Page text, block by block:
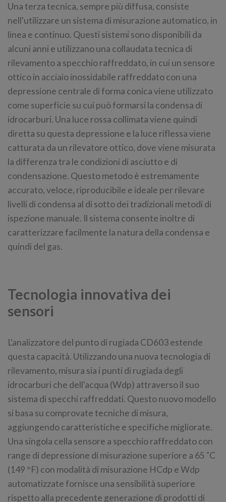
Una terza tecnica, sempre più diffusa, consiste
nell'utilizzare un sistema di misurazione automatico, in
linea e continuo. Questi sistemi sono disponibili da
alcuni anni e utilizzano una collaudata tecnica di
rilevamento a specchio raffreddato, in cui un sensore
ottico in acciaio inossidabile raffreddato con una
depressione centrale di forma conica viene utilizzato
come superficie su cui può formarsi la condensa di
idrocarburi. Una luce rossa collimata viene quindi
diretta su questa depressione e la luce riflessa viene
catturata da un rilevatore ottico, dove viene misurata
la differenza tra le condizioni di asciutto e di
condensazione. Questo metodo è estremamente
accurato, veloce, riproducibile e ideale per rilevare
livelli di condensa al di sotto dei tradizionali metodi di
ispezione manuale. Il sistema consente inoltre di
caratterizzare facilmente la natura della condensa e
quindi del gas.
Tecnologia innovativa dei
sensori
L'analizzatore del punto di rugiada CD603 estende
questa capacità. Utilizzando una nuova tecnologia di
rilevamento, misura sia i punti di rugiada degli
idrocarburi che dell'acqua (Wdp) attraverso il suo
sistema di specchi raffreddati. Questo nuovo modello
si basa su comprovate tecniche di misura,
aggiungendo caratteristiche e specifiche migliorate.
Una singola cella sensore a specchio raffreddato con
range di depressione di misurazione superiore a 65 ˚C
(149 °F) con modalità di misurazione HCdp e Wdp
automatizzate fornisce una sensibilità superiore
rispetto alla precedente generazione di prodotti di